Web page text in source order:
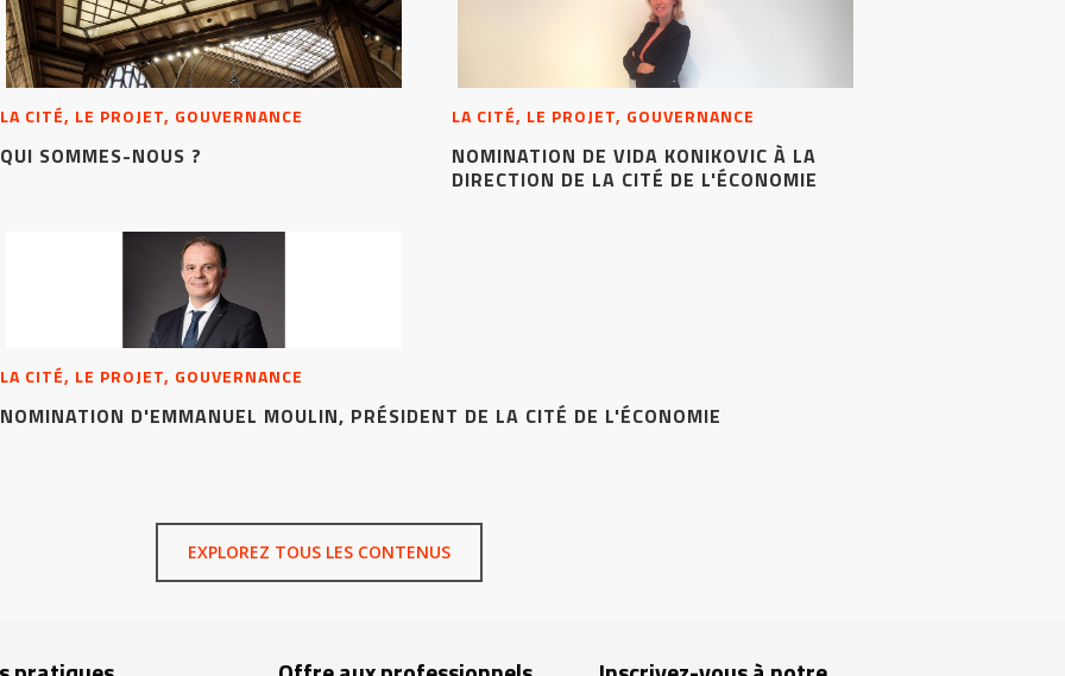
LA CITÉ, LE PROJET, GOUVERNANCE
QUI SOMMES-NOUS ?
LA CITÉ, LE PROJET, GOUVERNANCE
NOMINATION DE VIDA KONIKOVIC À LA
DIRECTION DE LA CITÉ DE L'ÉCONOMIE
LA CITÉ, LE PROJET, GOUVERNANCE
NOMINATION D'EMMANUEL MOULIN, PRÉSIDENT DE LA CITÉ DE L'ÉCONOMIE
EXPLOREZ TOUS LES CONTENUS